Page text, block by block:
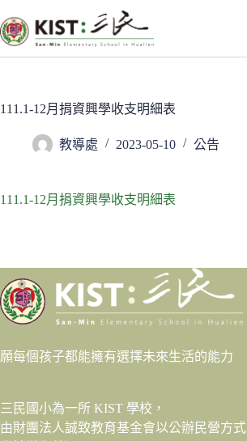
至
主
容
111.1-12月捐資興學收支明細表
教導處 2023-05-10 公告
111.1-12月捐資興學收支明細表
願每個孩子都能擁有選擇未來生活的能力
三民國小為一所 KIST 學校，
由財團法人誠致教育基金會以公辦民營方式